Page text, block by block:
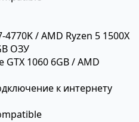
/ AMD Ryzen 5 1500X
ОЗУ
GTX 1060 6GB / AMD
к интернету